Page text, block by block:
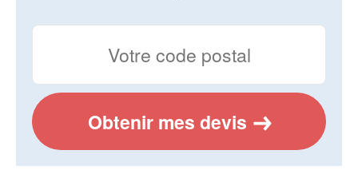
Obtenir mes devis